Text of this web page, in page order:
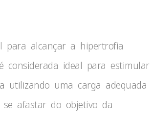
para alcançar a hipertrofia
considerada ideal para estimular
utilizando uma carga adequada
afastar do objetivo da